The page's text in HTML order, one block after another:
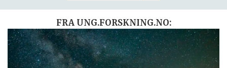
FRA UNG.FORSKNING.NO: